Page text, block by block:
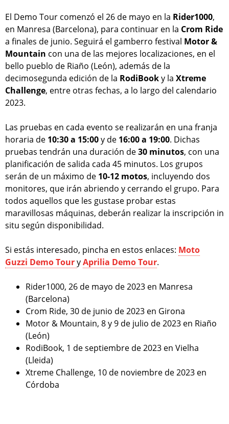
El Demo Tour comenzó el 26 de mayo en la Rider1000,
en Manresa (Barcelona), para continuar en la Crom Ride
a finales de junio. Seguirá el gamberro festival Motor &
Mountain con una de las mejores localizaciones, en el
bello pueblo de Riaño (León), además de la
decimosegunda edición de la RodiBooky la Xtreme
Challenge, entre otras fechas, a lo largo del calendario
2023.
Las pruebas en cada evento se realizarán en una franja
horaria de 10:30 a 15:00y de 16:00 a 19:00. Dichas
pruebas tendrán una duración de30 minutos, con una
planificación de salida cada 45 minutos. Los grupos
serán de un máximo de 10-12 motos, incluyendo dos
monitores, que irán abriendo y cerrando el grupo. Para
todos aquellos que les gustase probar estas
maravillosas máquinas, deberán realizar la inscripción in
situ según disponibilidad.
Si estás interesado, pincha en estos enlaces: Moto
Guzzi Demo TouryAprilia Demo Tour.
Rider1000, 26 de mayo de 2023 en Manresa
(Barcelona)
Crom Ride, 30 de junio de 2023 en Girona
Motor & Mountain, 8 y 9 de julio de 2023 en Riaño
(León)
RodiBook, 1 de septiembre de 2023 en Vielha
(Lleida)
Xtreme Challenge, 10 de noviembre de 2023 en
Córdoba